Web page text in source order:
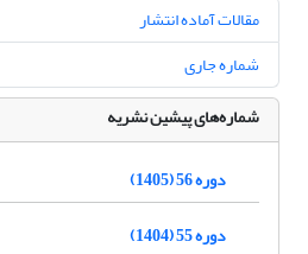
مقالات آماده انتشار
شماره جاری
شماره‌های پیشین نشریه
دوره 56 (1405)
دوره 55 (1404)